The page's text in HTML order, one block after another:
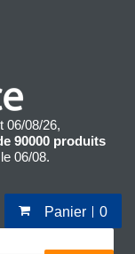
06/08/26,
90000 produits
06/08.
Panier 0